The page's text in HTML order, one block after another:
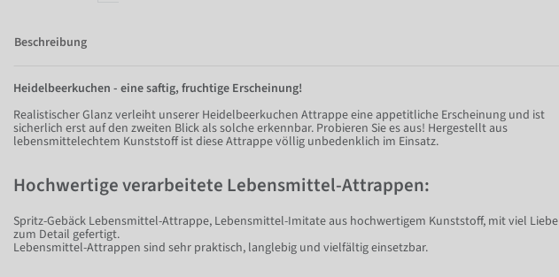
Beschreibung
Heidelbeerkuchen - eine saftig, fruchtige Erscheinung!
Realistischer Glanz verleiht unserer Heidelbeerkuchen Attrappe eine appetitliche Erscheinung und ist
sicherlich erst auf den zweiten Blick als solche erkennbar. Probieren Sie es aus! Hergestellt aus
lebensmittelechtem Kunststoff ist diese Attrappe völlig unbedenklich im Einsatz.
Hochwertige verarbeitete Lebensmittel-Attrappen:
Spritz-Gebäck Lebensmittel-Attrappe, Lebensmittel-Imitate aus hochwertigem Kunststoff, mit viel Liebe
zum Detail gefertigt.
Lebensmittel-Attrappen sind sehr praktisch, langlebig und vielfältig einsetzbar.